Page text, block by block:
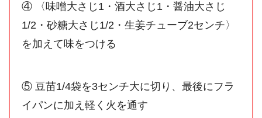
④ 〈味噌大さじ1・酒大さじ1・醤油大さじ
1/2・砂糖大さじ1/2・生姜チューブ2センチ〉
を加えて味をつける
⑤ 豆苗1/4袋を3センチ大に切り、最後にフラ
イパンに加え軽く火を通す